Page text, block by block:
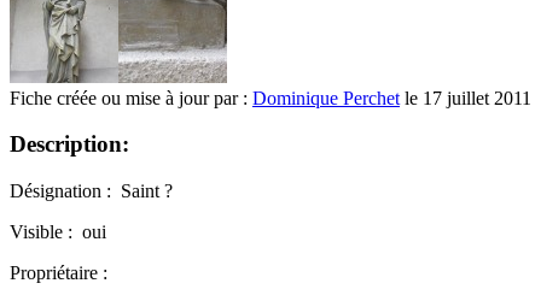
Fiche créée ou mise à jour par : Dominique Perchet le 17 juillet 2011
Description:
Désignation : Saint ?
Visible : oui
Propriétaire :